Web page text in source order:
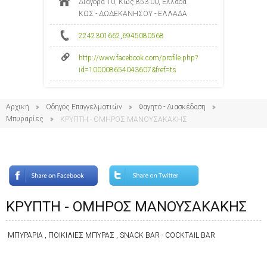
Διαγορα 10, Κως 853 00, Ελλάδα
ΚΩΣ - ΔΩΔΕΚΑΝΗΣΟΥ - ΕΛΛΑΔΑ
2242301662,6945080568
http://www.facebook.com/profile.php?
id=100008654043607&fref=ts
Αρχική Οδηγός Επαγγελματιών
Φαγητό - Διασκέδαση
Μπυραρίες
ΚΡΥΠΤΗ - ΟΜΗΡΟΣ ΜΑΝΟΥΣΑΚΑΚΗΣ
ΚΡΥΠΤΗ - ΟΜΗΡΟΣ ΜΑΝΟΥΣΑΚΑΚΗΣ
ΜΠΥΡΑΡΙΑ , ΠΟΙΚΙΛΙΕΣ ΜΠΥΡΑΣ , SNACK BAR - COCKTAIL BAR